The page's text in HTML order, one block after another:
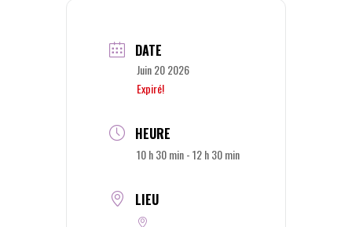
DATE
Juin 20 2026
Expiré!
HEURE
10 h 30 min - 12 h 30 min
LIEU